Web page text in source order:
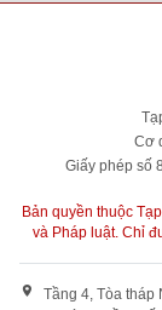
Cơ
Giấy phép số
Bản quyền thuộc
và Pháp luật. Chỉ
Tầng 4, Tòa tháp